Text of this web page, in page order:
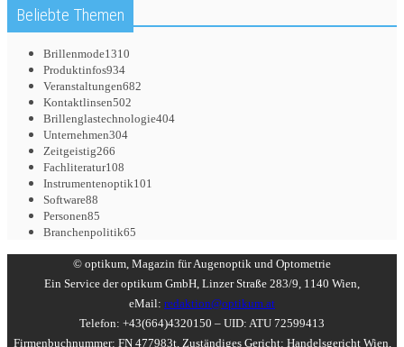
Beliebte Themen
Brillenmode1310
Produktinfos934
Veranstaltungen682
Kontaktlinsen502
Brillenglastechnologie404
Unternehmen304
Zeitgeistig266
Fachliteratur108
Instrumentenoptik101
Software88
Personen85
Branchenpolitik65
© optikum, Magazin für Augenoptik und Optometrie
Ein Service der optikum GmbH, Linzer Straße 283/9, 1140 Wien,
eMail: redaktion@optikum.at
Telefon: +43(664)4320150 – UID: ATU 72599413
Firmenbuchnummer: FN 477983t, Zuständiges Gericht: Handelsgericht Wien,